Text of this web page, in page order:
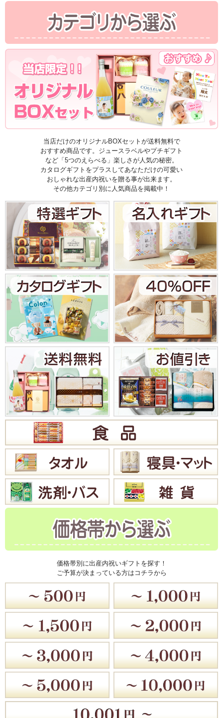
当店だけのオリジナルBOXセットが送料無料で
おすすめ商品です。ジュースラベルやプチギフト
など「5つのえらべる」楽しさが人気の秘密。
カタログギフトをプラスしてあなただけの可愛い
おしゃれな出産内祝いを贈る事が出来ます。
その他カテゴリ別に人気商品を掲載中！
価格帯別に出産内祝いギフトを探す！
ご予算が決まっている方はコチラから